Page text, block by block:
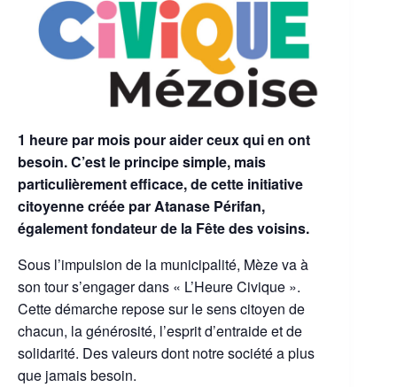
1 heure par mois pour aider ceux qui en ont
besoin. C’est le principe simple, mais
particulièrement efficace, de cette initiative
citoyenne créée par Atanase Périfan,
également fondateur de la Fête des voisins.
Sous l’impulsion de la municipalité, Mèze va à
son tour s’engager dans « L’Heure Civique ».
Cette démarche repose sur le sens citoyen de
chacun, la générosité, l’esprit d’entraide et de
solidarité. Des valeurs dont notre société a plus
que jamais besoin.